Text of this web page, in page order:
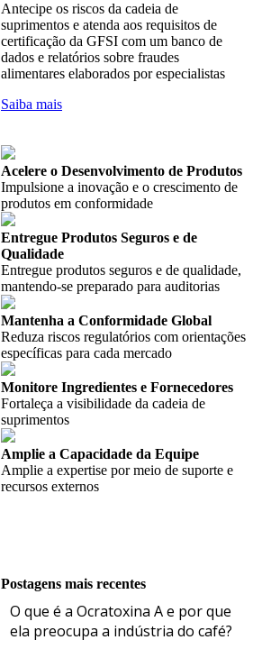
Antecipe os riscos da cadeia de
suprimentos e atenda aos requisitos de
certificação da GFSI com um banco de
dados e relatórios sobre fraudes
alimentares elaborados por especialistas
Saiba mais
Acelere o Desenvolvimento de Produtos
Impulsione a inovação e o crescimento de
produtos em conformidade
Entregue Produtos Seguros e de
Qualidade
Entregue produtos seguros e de qualidade,
mantendo-se preparado para auditorias
Mantenha a Conformidade Global
Reduza riscos regulatórios com orientações
específicas para cada mercado
Monitore Ingredientes e Fornecedores
Fortaleça a visibilidade da cadeia de
suprimentos
Amplie a Capacidade da Equipe
Amplie a expertise por meio de suporte e
recursos externos
Postagens mais recentes
O que é a Ocratoxina A e por que
ela preocupa a indústria do café?